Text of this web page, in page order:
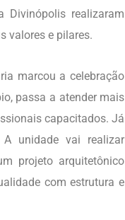
realizaram
valores e pilares.
marcou a celebração
passa a atender mais
capacitados. Já
unidade vai realizar
projeto arquitetônico
com estrutura e